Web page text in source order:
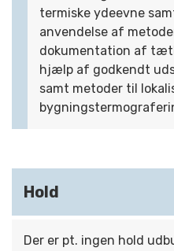
termiske ydeevne
anvendelse af
dokumentation af
hjælp af godkendt
samt metoder til
Hold
Der er pt. ingen hold